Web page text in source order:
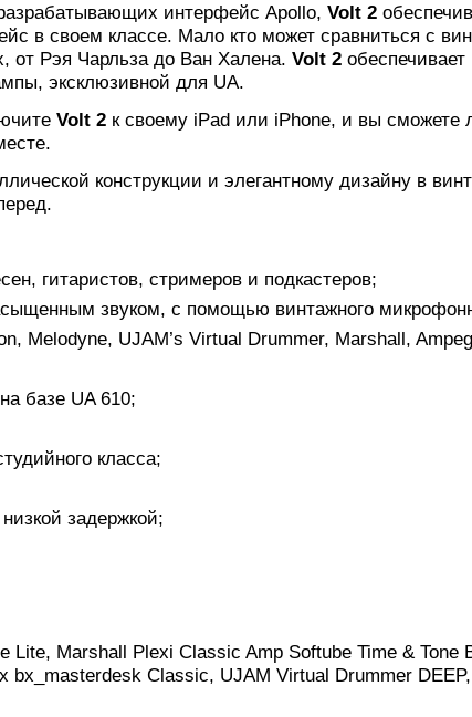
интерфейс Apollo, Volt 2
в своем классе. Мало кто может сравниться с
от Рэя Чарльза до Ван Халена. Volt 2
эксклюзивной для UA.
Volt 2 к своему iPad или iPhone, и вы сможете
конструкции и элегантному дизайну в
гитаристов, стримеров и подкастеров;
звуком, с помощью винтажного
Melodyne, UJAM’s Virtual Drummer, Marshall,
базе UA 610;
класса;
задержкой;
Lite, Marshall Plexi Classic Amp Softube Time &
bx_masterdesk Classic, UJAM Virtual Drummer